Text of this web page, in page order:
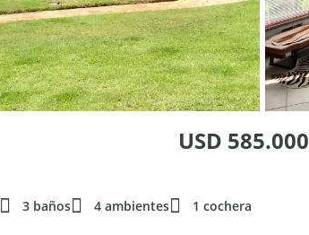
USD 585.000
3 baños 4 ambientes
1 cochera